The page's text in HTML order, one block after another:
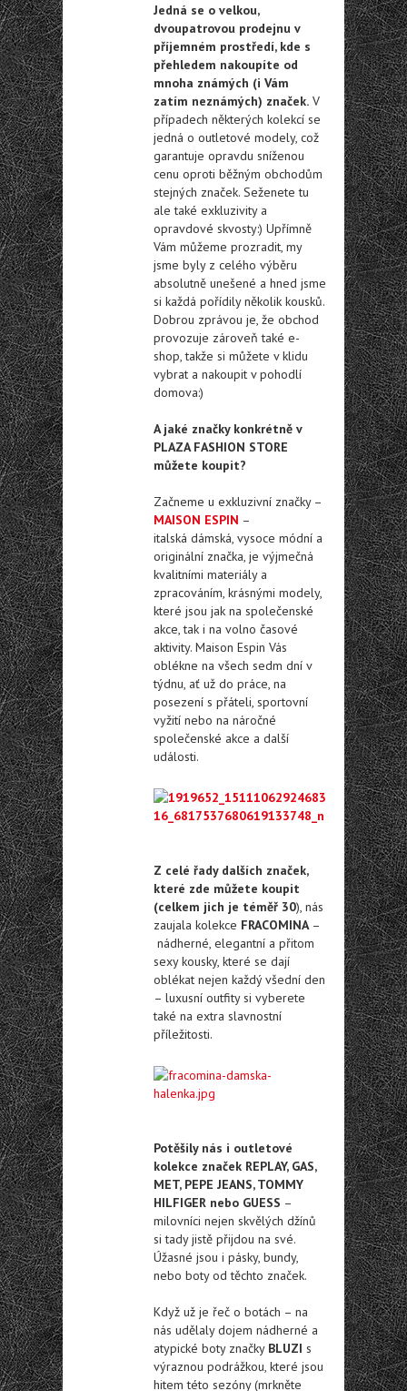
Jedná se o velkou,
dvoupatrovou prodejnu v
příjemném prostředí, kde s
přehledem nakoupíte od
mnoha známých (i Vám
zatím neznámých) značek. V
případech některých kolekcí se
jedná o outletové modely, což
garantuje opravdu sníženou
cenu oproti běžným obchodům
stejných značek. Seženete tu
ale také exkluzivity a
opravdové skvosty:) Upřímně
Vám můžeme prozradit, my
jsme byly z celého výběru
absolutně unešené a hned jsme
si každá pořídily několik kousků.
Dobrou zprávou je, že obchod
provozuje zároveň také e-
shop, takže si můžete v klidu
vybrat a nakoupit v pohodlí
domova:)
A jaké značky konkrétně v
PLAZA FASHION STORE
můžete koupit?
Začneme u exkluzivní značky –
MAISON ESPIN –
italská dámská, vysoce módní a
originální značka, je výjmečná
kvalitními materiály a
zpracováním, krásnými modely,
které jsou jak na společenské
akce, tak i na volno časové
aktivity. Maison Espin Vás
oblékne na všech sedm dní v
týdnu, ať už do práce, na
posezení s přáteli, sportovní
vyžití nebo na náročné
společenské akce a další
události.
Z celé řady dalších značek,
které zde můžete koupit
(celkem jich je téměř 30), nás
zaujala kolekce FRACOMINA –
nádherné, elegantní a přitom
sexy kousky, které se dají
oblékat nejen každý všední den
– luxusní outfity si vyberete
také na extra slavnostní
příležitosti.
Potěšily nás i outletové
kolekce značek REPLAY, GAS,
MET, PEPE JEANS, TOMMY
HILFIGER nebo GUESS –
milovníci nejen skvělých džínů
si tady jistě přijdou na své.
Úžasné jsou i pásky, bundy,
nebo boty od těchto značek.
Když už je řeč o botách – na
nás udělaly dojem nádherné a
atypické boty značky BLUZI s
výraznou podrážkou, které jsou
hitem této sezóny (mrkněte